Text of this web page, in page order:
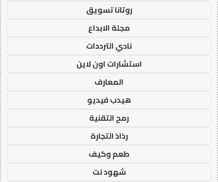
روتانا تسويق
مجلة الابداع
نادي الترددات
استشارات اون لاين
المعارف
هيدب فيديو
رمح التقنية
رذاذ التجارة
طعم وكيف
شهود نت